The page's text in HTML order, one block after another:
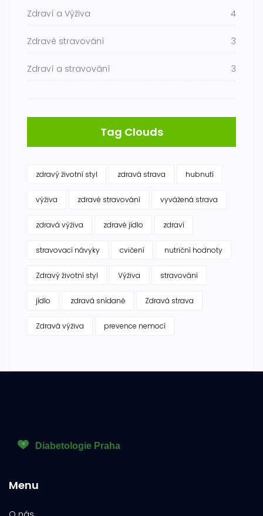
Zdraví a Výživa 4
Zdravé stravování 3
Zdraví a stravování 3
Tag Clouds
zdravý životní styl zdravá strava hubnutí
výživa zdravé stravování vyvážená strava
zdravá výživa zdravé jídlo zdraví
stravovací návyky cvičení nutriční hodnoty
Zdravý životní styl Výživa stravování
jídlo zdravá snídaně Zdravá strava
Zdravá výživa prevence nemocí
Menu